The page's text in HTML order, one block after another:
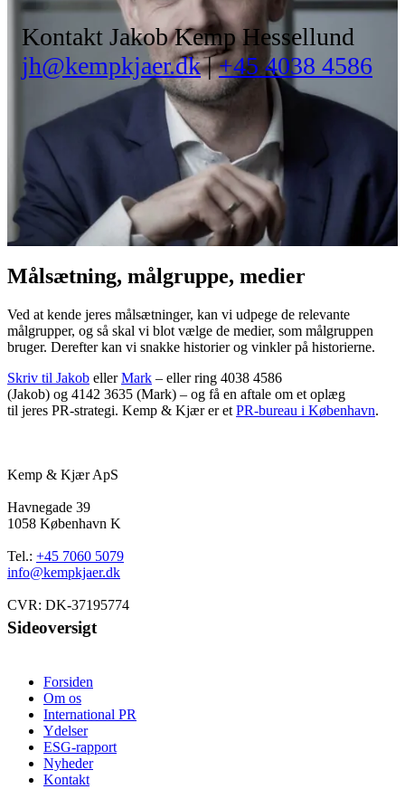
Kontakt Jakob Kemp Hessellund
jh@kempkjaer.dk|+45 4038 4586
Målsætning, målgruppe, medier
Ved at kende jeres målsætninger, kan vi udpege de relevante
målgrupper, og så skal vi blot vælge de medier, som målgruppen
bruger. Derefter kan vi snakke historier og vinkler på historierne.
Skriv til Jakob ellerMark – eller ring 4038 4586
(Jakob) og 4142 3635 (Mark) – og få en aftale om et oplæg
til jeres PR-strategi. Kemp & Kjær er et PR-bureau i København.
Kemp & Kjær ApS
Havnegade 39
1058 København K
Tel.: +45 7060 5079
info@kempkjaer.dk
CVR: DK-37195774
Sideoversigt
Forsiden
Om os
International PR
Ydelser
ESG-rapport
Nyheder
Kontakt